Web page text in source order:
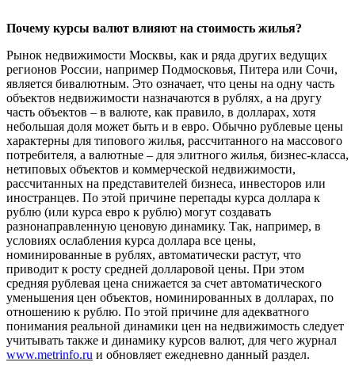
Почему курсы валют влияют на стоимость жилья?
Рынок недвижимости Москвы, как и ряда других ведущих
регионов России, например Подмосковья, Питера или Сочи,
является бивалютным. Это означает, что цены на одну часть
объектов недвижимости назначаются в рублях, а на другу
часть объектов – в валюте, как правило, в долларах, хотя
небольшая доля может быть и в евро. Обычно рублевые цены
характерны для типового жилья, рассчитанного на массового
потребителя, а валютные – для элитного жилья, бизнес-класса,
нетиповых объектов и коммерческой недвижимости,
рассчитанных на представителей бизнеса, инвесторов или
иностранцев. По этой причине перепады курса доллара к
рублю (или курса евро к рублю) могут создавать
разнонаправленную ценовую динамику. Так, например, в
условиях ослабления курса доллара все цены,
номинированные в рублях, автоматически растут, что
приводит к росту средней долларовой цены. При этом
средняя рублевая цена снижается за счет автоматического
уменьшения цен объектов, номинированных в долларах, по
отношению к рублю. По этой причине для адекватного
понимания реальной динамики цен на недвижимость следует
учитывать также и динамику курсов валют, для чего журнал
www.metrinfo.ru и обновляет ежедневно данный раздел.